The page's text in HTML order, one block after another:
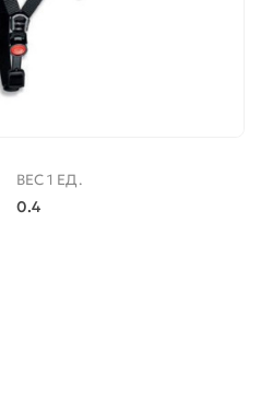
ВЕС 1 ЕД.
0.4